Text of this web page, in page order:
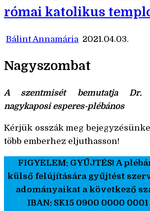
római katolikus
Bálint Annamária 2021.04.03.
Nagyszombat
A szentmisét bemutatja Dr.
nagykaposi esperes-plébános
Kérjük osszák meg
több emberhez eljuthasson!
FIGYELEM: GYŰJTÉS! A
külső felújítására gyűjtést
adományaikat a következő
IBAN: SK15 0900 0000 0001